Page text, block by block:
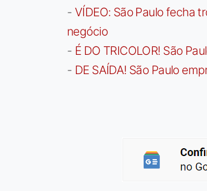
- VÍDEO: São Paulo fecha
negócio
- É DO TRICOLOR! São
- DE SAÍDA! São Paulo